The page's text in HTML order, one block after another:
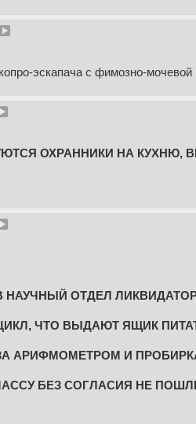
эскапача с фимозно-мочевой
ОХРАННИКИ НА КУХНЮ,
НАУЧНЫЙ ОТДЕЛ
ЧТО ВЫДАЮТ ЯЩИК
АРИФМОМЕТРОМ И
БЕЗ СОГЛАСИЯ НЕ